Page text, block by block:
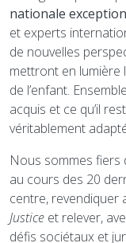
nationale
et experts
de nouvelles
mettront en lumière
de l’enfant.
acquis et ce qu’il
véritablement
Nous sommes
au cours des 20
centre, revendiquer
Justice et relever,
défis sociétaux et